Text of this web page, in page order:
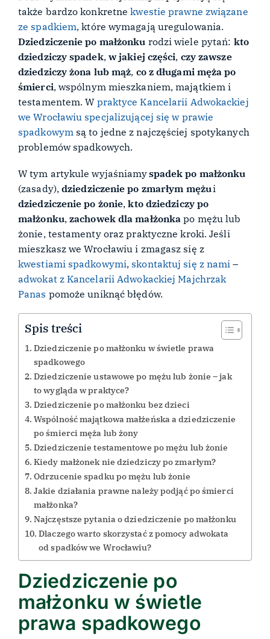
także bardzo konkretnekwestie prawne związane
ze spadkiem, które wymagają uregulowania.
Dziedziczenie po małżonku rodzi wiele pytań: kto
dziedziczy spadek, w jakiej części, czy zawsze
dziedziczy żona lub mąż, co z długami męża po
śmierci, wspólnym mieszkaniem, majątkiem i
testamentem. W praktyce Kancelarii Adwokackiej
we Wrocławiu specjalizującej się w prawie
spadkowym są to jedne z najczęściej spotykanych
problemów spadkowych.
W tym artykule wyjaśniamyspadek po małżonku
(zasady), dziedziczenie po zmarłym mężui
dziedziczenie po żonie,kto dziedziczy po
małżonku,zachowek dla małżonka po mężu lub
żonie, testamenty oraz praktyczne kroki. Jeśli
mieszkasz we Wrocławiu i zmagasz się z
kwestiami spadkowymi, skontaktuj się z nami –
adwokat z Kancelarii Adwokackiej Majchrzak
Panas pomoże uniknąć błędów.
Spis treści
Dziedziczenie po małżonku w świetle prawa
spadkowego
Dziedziczenie ustawowe po mężu lub żonie – jak
to wygląda w praktyce?
Dziedziczenie po małżonku bez dzieci
Wspólność majątkowa małżeńska a dziedziczenie
po śmierci męża lub żony
Dziedziczenie testamentowe po mężu lub żonie
Kiedy małżonek nie dziedziczy po zmarłym?
Odrzucenie spadku po mężu lub żonie
Jakie działania prawne należy podjąć po śmierci
małżonka?
Najczęstsze pytania o dziedziczenie po małżonku
Dlaczego warto skorzystać z pomocy adwokata
od spadków we Wrocławiu?
Dziedziczenie po
małżonku w świetle
prawa spadkowego